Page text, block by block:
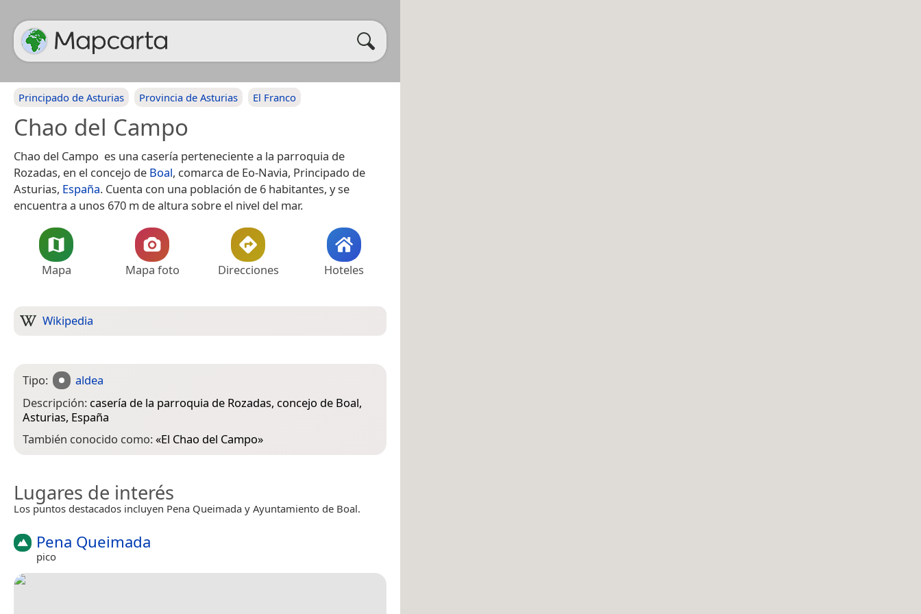
Principado de Asturias Provincia de Asturias El Franco
Chao del Campo
Chao del Campo ​ es una casería perteneciente a la parroquia de
Rozadas, en el concejo de Boal, comarca de Eo-Navia, Principado de
Asturias, España.​ Cuenta con una población de 6 habitantes, y se
encuentra a unos 670 m de altura sobre el nivel del mar.
Mapa Mapa foto Direcciones Hoteles
Wikipedia
Tipo:
aldea
Descripción: casería de la parroquia de Rozadas, concejo de Boal,
Asturias, España
También conocido como:«El Chao del Campo»
Lugares de interés
Los puntos destacados incluyen Pena Queimada y Ayuntamiento de Boal.
Pena Queimada
pico